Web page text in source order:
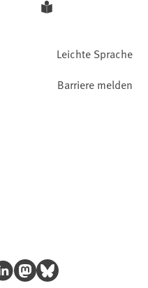
Leichte Sprache
Barriere melden